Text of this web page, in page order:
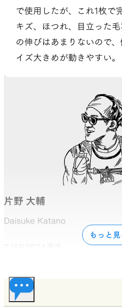
で使用したが、これ1枚で
キズ、ほつれ、目立った
の伸びはあまりないので
イズ大きめが動きやすい。
片野 大輔
Daisuke Katano
通称ポップコーンことダスティン
ムを愛する動けるインドア派。
いが山を歩くことでギリギリひき
もっと見